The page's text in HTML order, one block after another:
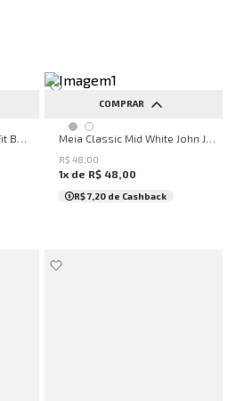
COMPRAR
UN
R$ 48 00
1x de R$ 48 00
R$ 7,20 de Cashback